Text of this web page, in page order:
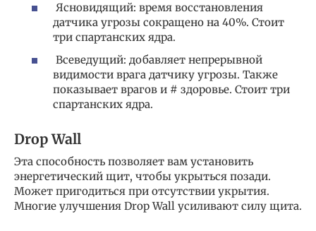
Ясновидящий: время восстановления
датчика угрозы сокращено на 40%. Стоит
три спартанских ядра.
Всеведущий: добавляет непрерывной
видимости врага датчику угрозы. Также
показывает врагов и # здоровье. Стоит три
спартанских ядра.
Drop Wall
Эта способность позволяет вам установить
энергетический щит, чтобы укрыться позади.
Может пригодиться при отсутствии укрытия.
Многие улучшения Drop Wall усиливают силу щита.